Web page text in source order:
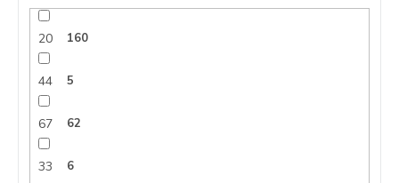
20 160
44 5
67 62
33 6